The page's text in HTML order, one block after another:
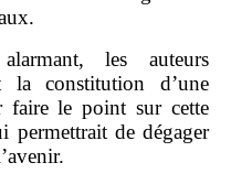
les auteurs
la constitution d’une
faire le point sur cette
permettrait de dégager